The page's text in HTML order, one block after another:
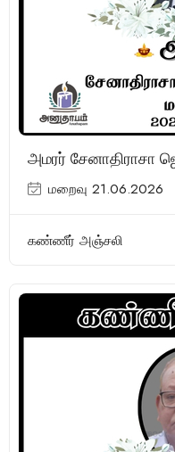
அமரர் சேனாதிராசா
மறைவு 21.06.2026
கண்ணீர் அஞ்சலி